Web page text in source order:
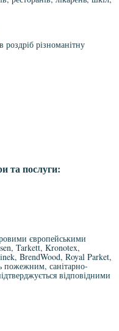
різноманітну
та послуги:
європейськими
Tarkett, Kronotex,
BrendWood, Royal Parket,
пожежним, санітарно-
відповідними